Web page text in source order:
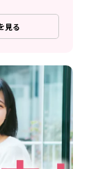
見る